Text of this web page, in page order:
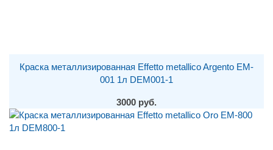
Краска металлизированная Effetto metallico Argento EM-
001 1л DEM001-1
3000 руб.